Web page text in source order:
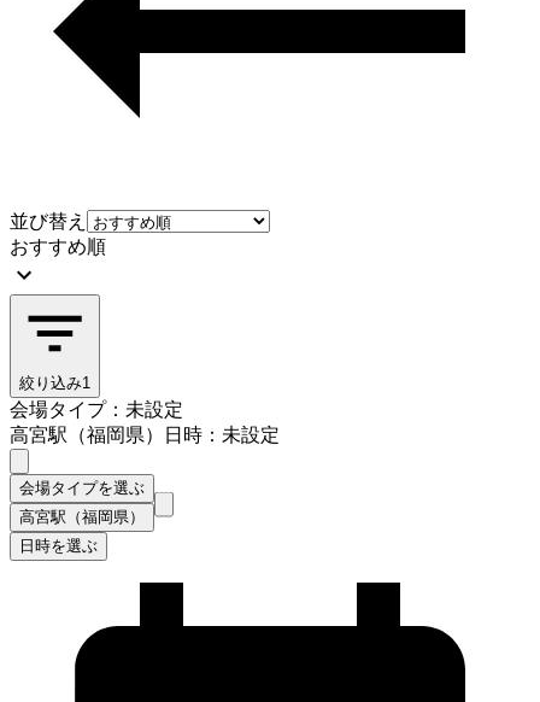
並び替え
おすすめ順
絞り込み1
会場タイプ：未設定
高宮駅（福岡県）
日時：未設定
会場タイプを選ぶ
高宮駅（福岡県）
日時を選ぶ